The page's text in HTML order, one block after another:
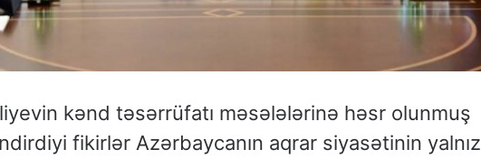
kənd təsərrüfatı məsələlərinə həsr olunmuş
fikirlər Azərbaycanın aqrar siyasətinin yalnız